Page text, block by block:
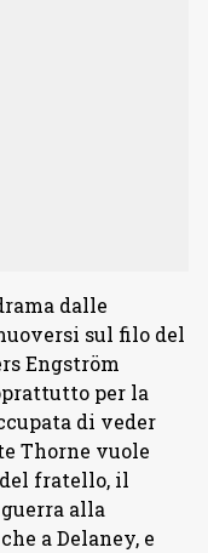
dalle
sul filo del
Engström
per la
di veder
Thorne vuole
fratello, il
alla
a Delaney, e